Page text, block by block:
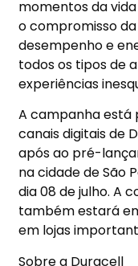
momentos da
o compromisso
desempenho e
todos os tipos de
experiências
A campanha está
canais digitais de
após ao pré-
na cidade de São
dia 08 de julho. A
também estará
em lojas
Sobre a Duracell